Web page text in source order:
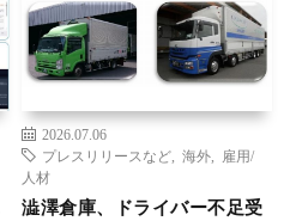
2026.07.06
プレスリリースなど
海外
雇用/
人材
澁澤倉庫、ドライバー不足受